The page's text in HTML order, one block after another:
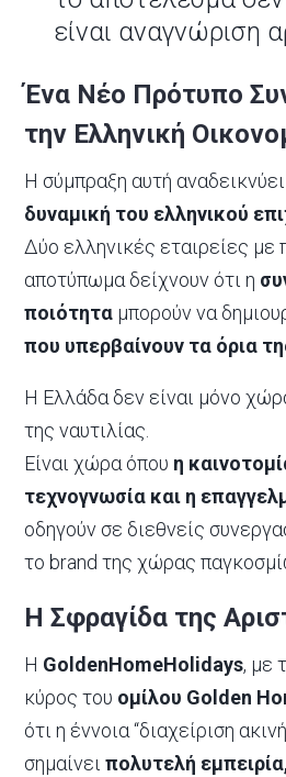
είναι αναγνώριση
Ένα Νέο Πρότυπο
την Ελληνική
Η σύμπραξη αυτή
δυναμική του ελληνικού
Δύο ελληνικές εταιρείες με
αποτύπωμα δείχνουν ότι η
ποιότητα μπορούν να
που υπερβαίνουν τα όρια
Η Ελλάδα δεν είναι μόνο
της ναυτιλίας.
Είναι χώρα όπου η
τεχνογνωσία και η
οδηγούν σε διεθνείς
το brand της χώρας
Η Σφραγίδα της
Η GoldenHomeHolidays, με
κύρος του ομίλου Golden
ότι η έννοια “διαχείριση
σημαίνειπολυτελή